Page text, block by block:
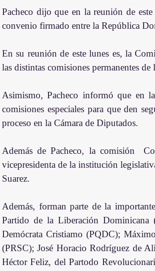
Pacheco dijo que en la reunión de
convenio firmado entre la República
En su reunión de este lunes es, la
las distintas comisiones permanentes
Asimismo, Pacheco informó que en
comisiones especiales para que den
proceso en la Cámara de Diputados.
Además de Pacheco, la comisión
vicepresidenta de la institución
Suarez.
Además, forman parte de la
Partido de la Liberación Dominicana
Demócrata Cristiamo (PQDC);
(PRSC); José Horacio Rodríguez de
Héctor Feliz, del Partodo